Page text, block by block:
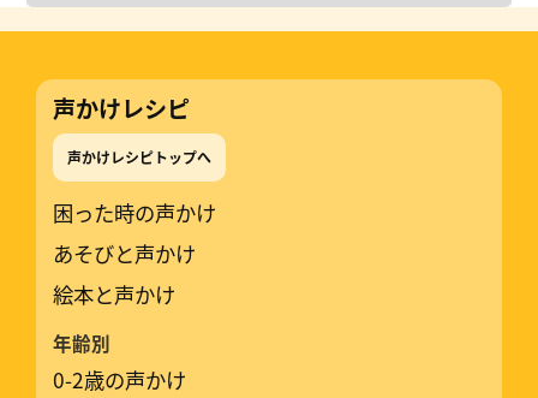
声かけレシピ
声かけレシピトップへ
困った時の声かけ
あそびと声かけ
絵本と声かけ
年齢別
0-2歳の声かけ